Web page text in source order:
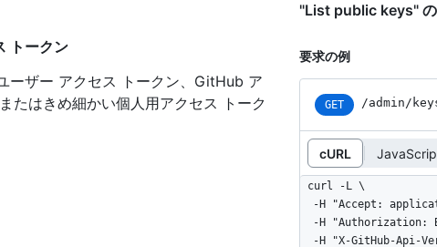
トークン
ーザー アクセス トークン、GitHub ア
たはきめ細かい個人用アクセス トーク
"List public keys"
要求の例
GET /admin/
cURL
curl -L \